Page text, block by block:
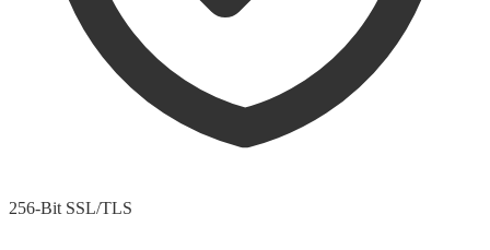
256-Bit SSL/TLS